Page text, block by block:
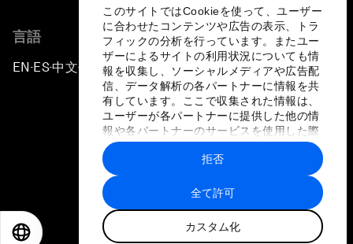
このサイトではCookieを使って、ユーザー
に合わせたコンテンツや広告の表示、トラ
フィックの分析を行っています。またユー
ザーによるサイトの利用状況についても情
報を収集し、ソーシャルメディアや広告配
信、データ解析の各パートナーに情報を共
有しています。ここで収集された情報は、
ユーザーが各パートナーに提供した他の情
報や各パートナーのサービスを使用した際
に収集された情報と組み合わされ、各パー
トナーによって使用されることがありま
す。
全て許可
カスタム化
拒否
言語
EN ▪ES▪中文▪ 日本語
プライバシーポリシーと利用規約
サイトマップ
©
世界経済フォーラム